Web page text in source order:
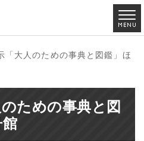
「大人のための事典と図鑑」ほ
ための事典と図